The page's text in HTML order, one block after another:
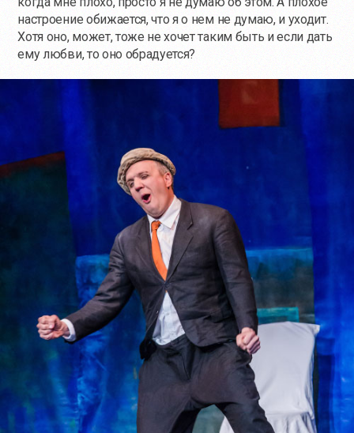
настроение обижается, что я о нем не думаю, и уходит.
Хотя оно, может, тоже не хочет таким быть и если дать
ему любви, то оно обрадуется?